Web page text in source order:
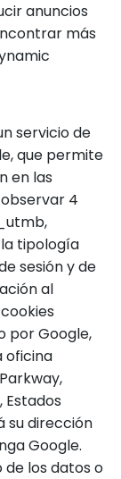
anuncios
más
servicio de
que permite
en las
4
tipología
sesión y de
al
por Google,
oficina
Estados
su dirección
Google.
los datos o